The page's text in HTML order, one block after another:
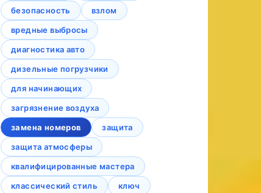
безопасность
взлом
вредные выбросы
диагностика авто
дизельные погрузчики
для начинающих
загрязнение воздуха
замена номеров
защита
защита атмосферы
квалифицированные мастера
классический стиль
ключ